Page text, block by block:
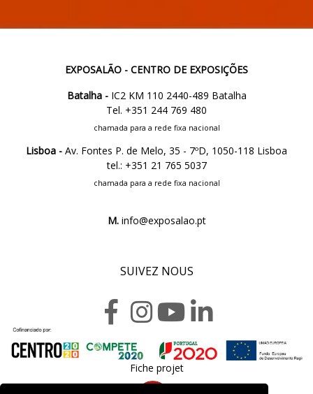
EXPOSALÃO - CENTRO DE EXPOSIÇÕES
Batalha -IC2 KM 110 2440-489 Batalha
Tel. +351 244 769 480
chamada para a rede fixa nacional
Lisboa - Av. Fontes P. de Melo, 35 - 7ºD, 1050-118 Lisboa
tel.: +351 21 765 5037
chamada para a rede fixa nacional
M.info@exposalao.pt
SUIVEZ NOUS
Fiche projet